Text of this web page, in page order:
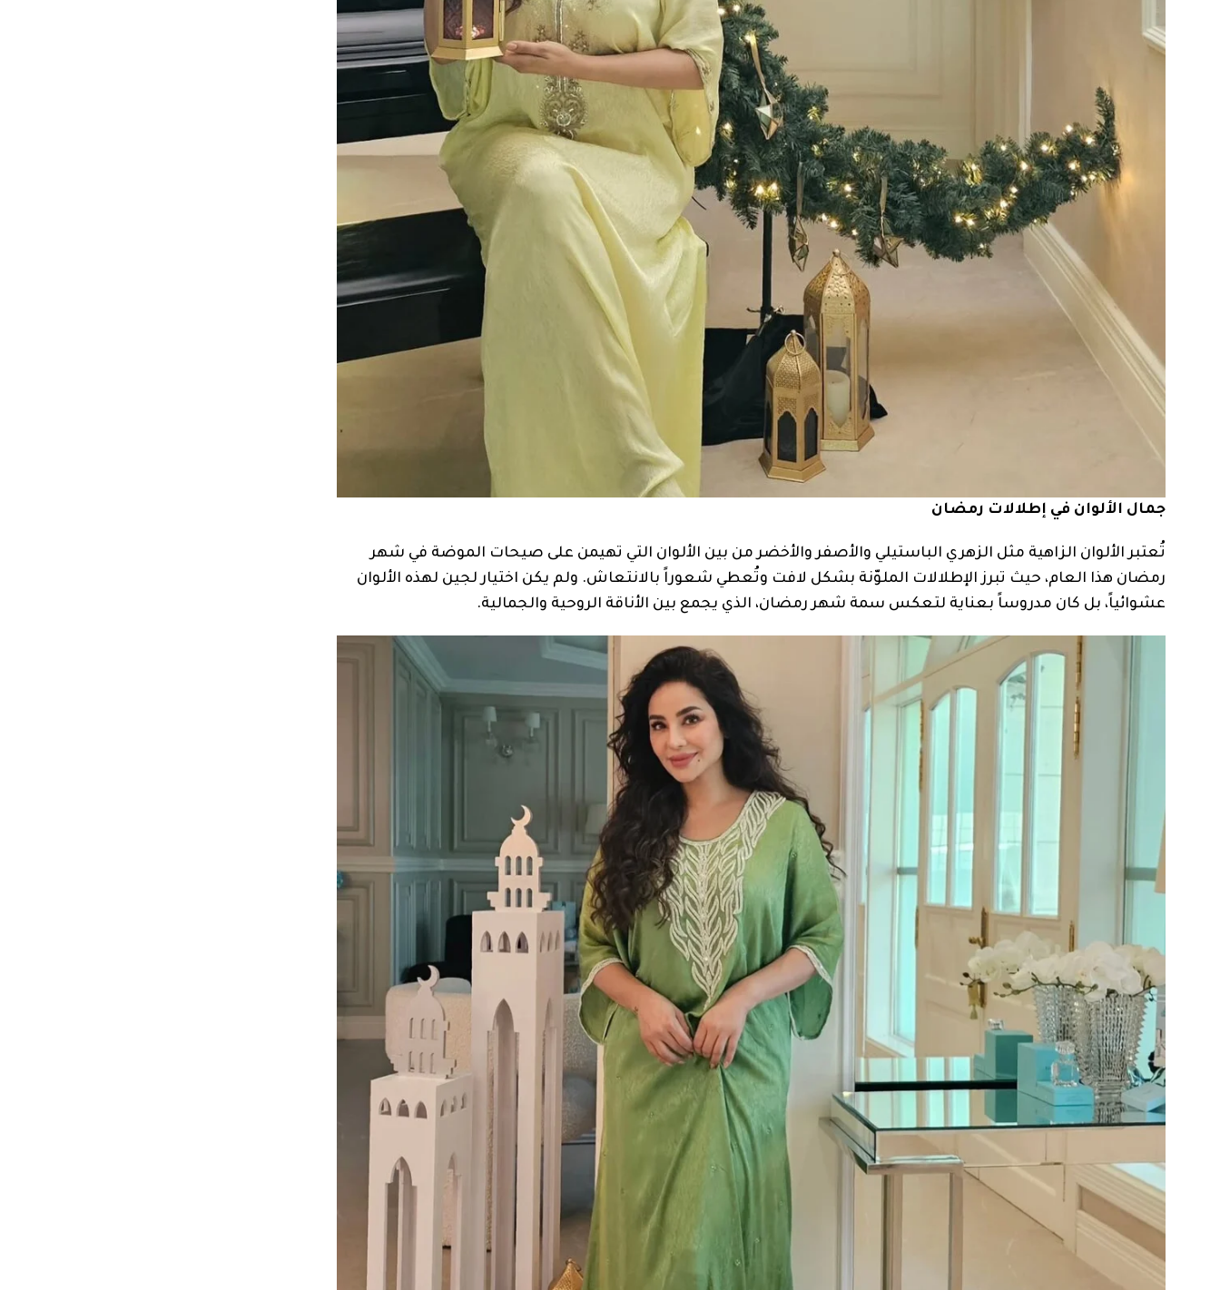
جمال الألوان في إطلالات رمضان
تُعتبر الألوان الزاهية مثل الزهري الباستيلي والأصفر والأخضر من بين الألوان التي تهيمن على صيحات الموضة في شهر
رمضان هذا العام، حيث تبرز الإطلالات الملوّنة بشكل لافت وتُعطي شعوراً بالانتعاش. ولم يكن اختيار لجين لهذه الألوان
عشوائياً، بل كان مدروساً بعناية لتعكس سمة شهر رمضان، الذي يجمع بين الأناقة الروحية والجمالية.